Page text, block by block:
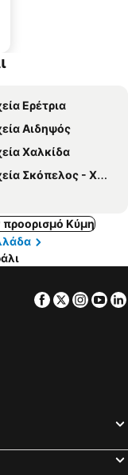
Ερέτρια
Αιδηψός
Χαλκίδα
Σκόπελος - Χώρα
Κύμη
Facebook
Twitter